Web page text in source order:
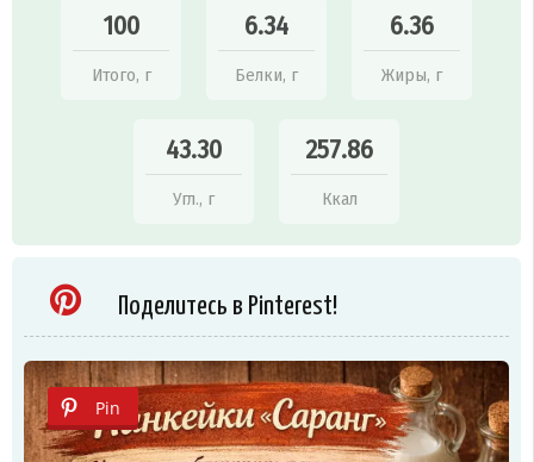
100
Итого, г
6.34
Белки, г
6.36
Жиры, г
43.30
Угл., г
257.86
Ккал
Поделитесь в Pinterest!
Pin